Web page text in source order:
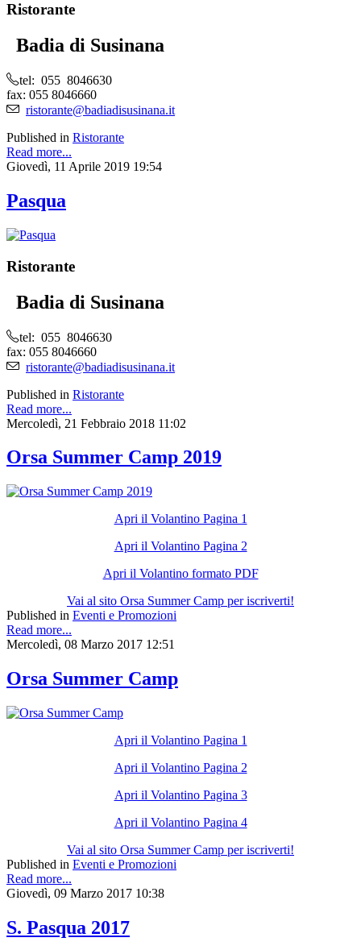
Ristorante
Badia di Susinana
tel: 055 8046630
fax: 055 8046660
ristorante@badiadisusinana.it
Published in Ristorante
Read more...
Giovedì, 11 Aprile 2019 19:54
Pasqua
Ristorante
Badia di Susinana
tel: 055 8046630
fax: 055 8046660
ristorante@badiadisusinana.it
Published in Ristorante
Read more...
Mercoledì, 21 Febbraio 2018 11:02
Orsa Summer Camp 2019
Apri il Volantino Pagina 1
Apri il Volantino Pagina 2
Apri il Volantino formato PDF
Vai al sito Orsa Summer Camp per iscriverti!
Published in Eventi e Promozioni
Read more...
Mercoledì, 08 Marzo 2017 12:51
Orsa Summer Camp
Apri il Volantino Pagina 1
Apri il Volantino Pagina 2
Apri il Volantino Pagina 3
Apri il Volantino Pagina 4
Vai al sito Orsa Summer Camp per iscriverti!
Published in Eventi e Promozioni
Read more...
Giovedì, 09 Marzo 2017 10:38
S. Pasqua 2017